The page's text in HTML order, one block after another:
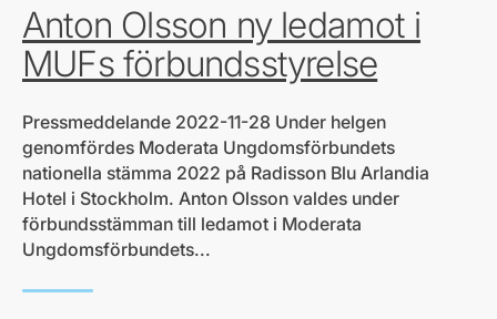
Anton Olsson ny ledamot i
MUFs förbundsstyrelse
Pressmeddelande 2022-11-28 Under helgen
genomfördes Moderata Ungdomsförbundets
nationella stämma 2022 på Radisson Blu Arlandia
Hotel i Stockholm. Anton Olsson valdes under
förbundsstämman till ledamot i Moderata
Ungdomsförbundets...